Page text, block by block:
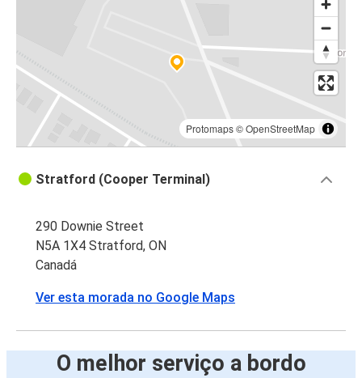
Protomaps©OpenStreetMap
Stratford (Cooper Terminal)
290 Downie Street
N5A 1X4 Stratford, ON
Canadá
Ver esta morada no Google Maps
O melhor serviço a bordo